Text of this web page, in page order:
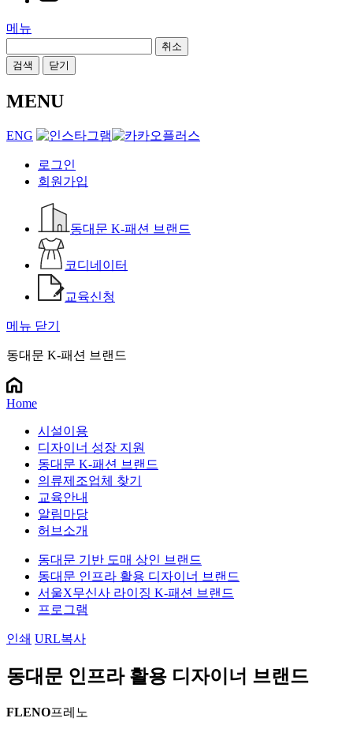
메뉴
취소
검색
닫기
MENU
ENG
로그인
회원가입
동대문 K-패션 브랜드
코디네이터
교육신청
메뉴 닫기
동대문 K-패션 브랜드
Home
시설이용
디자이너 성장 지원
동대문 K-패션 브랜드
의류제조업체 찾기
교육안내
알림마당
허브소개
동대문 기반 도매 상인 브랜드
동대문 인프라 활용 디자이너 브랜드
서울X무신사 라이징 K-패션 브랜드
프로그램
인쇄 URL복사
동대문 인프라 활용 디자이너 브랜드
FLENO프레노